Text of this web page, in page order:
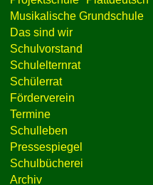
Musikalische Grundschule
Das sind wir
Schulvorstand
Schulelternrat
Schülerrat
Förderverein
Termine
Schulleben
Pressespiegel
Schulbücherei
Archiv